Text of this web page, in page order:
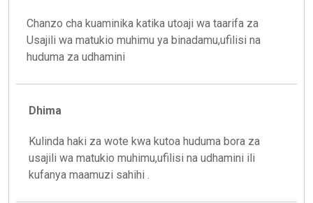
Chanzo cha kuaminika katika utoaji wa taarifa za
Usajili wa matukio muhimu ya binadamu,ufilisi na
huduma za udhamini
Dhima
Kulinda haki za wote kwa kutoa huduma bora za
usajili wa matukio muhimu,ufilisi na udhamini ili
kufanya maamuzi sahihi .